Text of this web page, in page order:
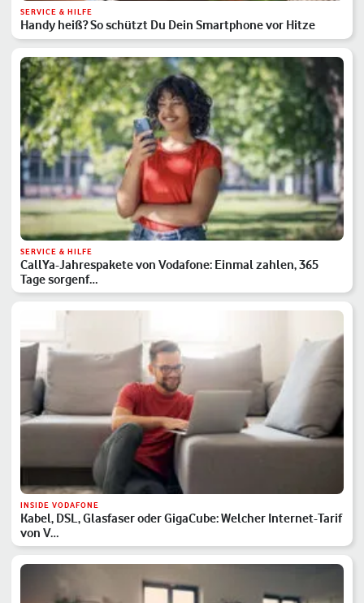
SERVICE & HILFE
Handy heiß? So schützt Du Dein Smartphone vor Hitze
SERVICE & HILFE
CallYa-Jahrespakete von Vodafone: Einmal zahlen, 365
Tage sorgenf…
INSIDE VODAFONE
Kabel, DSL, Glasfaser oder GigaCube: Welcher Internet-Tarif
von V…